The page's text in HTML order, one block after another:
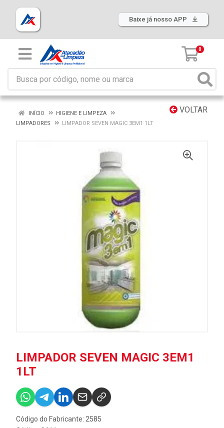
Baixe já nosso APP
0
VOLTAR
INÍCIO
HIGIENE E LIMPEZA
LIMPADORES
LIMPADOR SEVEN MAGIC 3EM1 1LT
LIMPADOR SEVEN MAGIC 3EM1
1LT
Código do Fabricante: 2585